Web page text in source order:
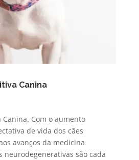
Canina
Com o aumento
de vida dos cães
avanços da medicina
neurodegenerativas são cada